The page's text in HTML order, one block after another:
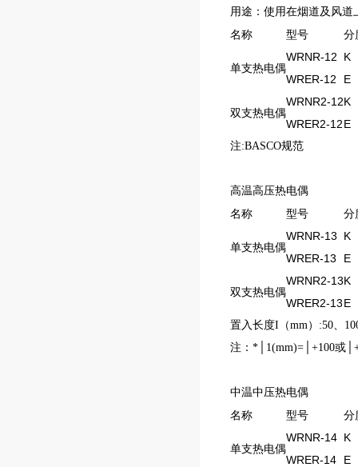
用途：使用在烟道及风道
名称 型号 分
单支热电偶
WRNR-12
K
WRER-12
E
双支热电偶
WRNR2-12K
WRER2-12E
注:BASCO规范
高温高压热电偶
名称 型号 分
单支热电偶
WRNR-13
K
WRER-13
E
双支热电偶
WRNR2-13K
WRER2-13E
置入长度I（mm）:50、
注：*│1(mm)=│+100或
中温中压热电偶
名称 型号 分
单支热电偶
WRNR-14 K
WRER-14
E